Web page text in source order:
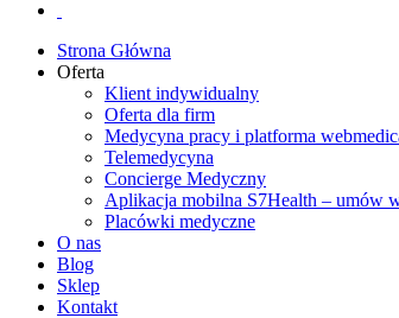
Strona Główna
Oferta
Klient indywidualny
Oferta dla firm
Medycyna pracy i platforma
Telemedycyna
Concierge Medyczny
Aplikacja mobilna S7Health – umów
Placówki medyczne
O nas
Blog
Sklep
Kontakt